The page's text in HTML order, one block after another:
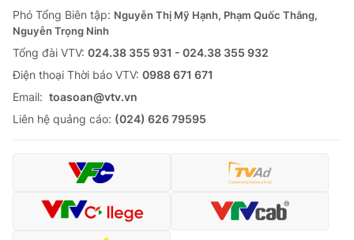
Phó Tổng Biên tập: Nguyễn Thị Mỹ Hạnh, Phạm Quốc Thắng,
Nguyễn Trọng Ninh
Tổng đài VTV: 024.38 355 931 - 024.38 355 932
Ðiện thoại Thời báo VTV: 0988 671 671
Email: toasoan@vtv.vn
Liên hệ quảng cáo: (024) 626 79595